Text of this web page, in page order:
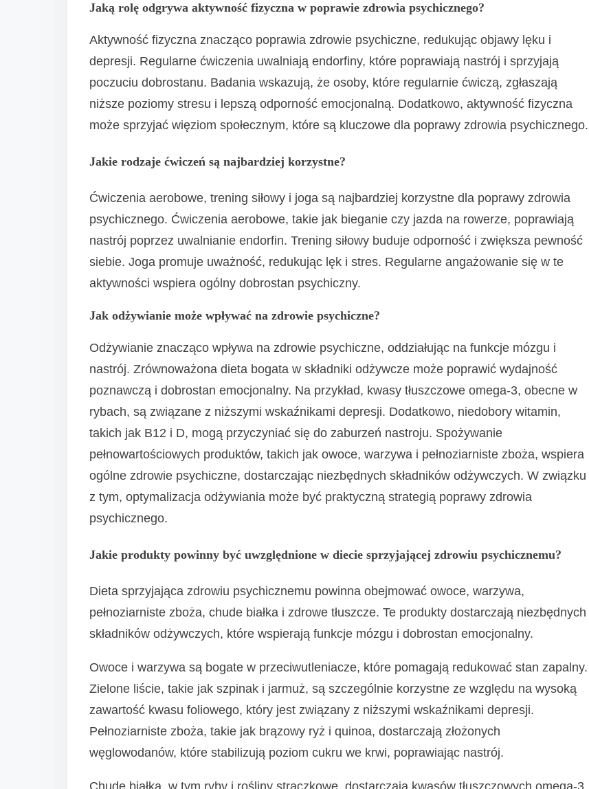
Jaką rolę odgrywa aktywność fizyczna w poprawie zdrowia psychicznego?
Aktywność fizyczna znacząco poprawia zdrowie psychiczne, redukując objawy lęku i
depresji. Regularne ćwiczenia uwalniają endorfiny, które poprawiają nastrój i sprzyjają
poczuciu dobrostanu. Badania wskazują, że osoby, które regularnie ćwiczą, zgłaszają
niższe poziomy stresu i lepszą odporność emocjonalną. Dodatkowo, aktywność fizyczna
może sprzyjać więziom społecznym, które są kluczowe dla poprawy zdrowia psychicznego.
Jakie rodzaje ćwiczeń są najbardziej korzystne?
Ćwiczenia aerobowe, trening siłowy i joga są najbardziej korzystne dla poprawy zdrowia
psychicznego. Ćwiczenia aerobowe, takie jak bieganie czy jazda na rowerze, poprawiają
nastrój poprzez uwalnianie endorfin. Trening siłowy buduje odporność i zwiększa pewność
siebie. Joga promuje uważność, redukując lęk i stres. Regularne angażowanie się w te
aktywności wspiera ogólny dobrostan psychiczny.
Jak odżywianie może wpływać na zdrowie psychiczne?
Odżywianie znacząco wpływa na zdrowie psychiczne, oddziałując na funkcje mózgu i
nastrój. Zrównoważona dieta bogata w składniki odżywcze może poprawić wydajność
poznawczą i dobrostan emocjonalny. Na przykład, kwasy tłuszczowe omega-3, obecne w
rybach, są związane z niższymi wskaźnikami depresji. Dodatkowo, niedobory witamin,
takich jak B12 i D, mogą przyczyniać się do zaburzeń nastroju. Spożywanie
pełnowartościowych produktów, takich jak owoce, warzywa i pełnoziarniste zboża, wspiera
ogólne zdrowie psychiczne, dostarczając niezbędnych składników odżywczych. W związku
z tym, optymalizacja odżywiania może być praktyczną strategią poprawy zdrowia
psychicznego.
Jakie produkty powinny być uwzględnione w diecie sprzyjającej zdrowiu psychicznemu?
Dieta sprzyjająca zdrowiu psychicznemu powinna obejmować owoce, warzywa,
pełnoziarniste zboża, chude białka i zdrowe tłuszcze. Te produkty dostarczają niezbędnych
składników odżywczych, które wspierają funkcje mózgu i dobrostan emocjonalny.
Owoce i warzywa są bogate w przeciwutleniacze, które pomagają redukować stan zapalny.
Zielone liście, takie jak szpinak i jarmuż, są szczególnie korzystne ze względu na wysoką
zawartość kwasu foliowego, który jest związany z niższymi wskaźnikami depresji.
Pełnoziarniste zboża, takie jak brązowy ryż i quinoa, dostarczają złożonych
węglowodanów, które stabilizują poziom cukru we krwi, poprawiając nastrój.